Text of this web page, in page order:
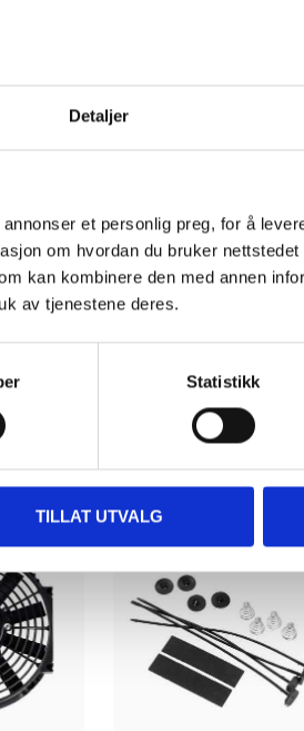
Detaljer
et personlig preg, for å
om hvordan du bruker
kan kombinere den med annen
av tjenestene deres.
Statistikk
TILLAT UTVALG
DEL OPP DIN
har også kjøpt